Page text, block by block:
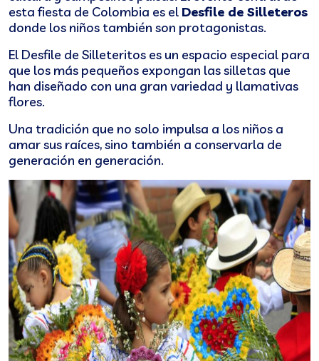
esta fiesta de Colombia es el Desfile de Silleteros
donde los niños también son protagonistas.
El Desfile de Silleteritos es un espacio especial para
que los más pequeños expongan las silletas que
han diseñado con una gran variedad y llamativas
flores.
Una tradición que no solo impulsa a los niños a
amar sus raíces, sino también a conservarla de
generación en generación.